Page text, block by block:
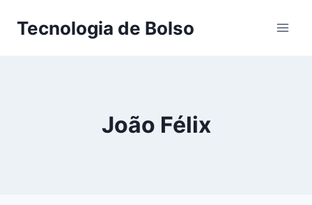
Tecnologia de Bolso
João Félix